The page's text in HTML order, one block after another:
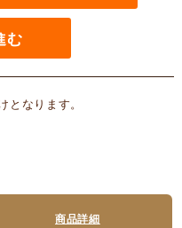
む
となります。
商品詳細